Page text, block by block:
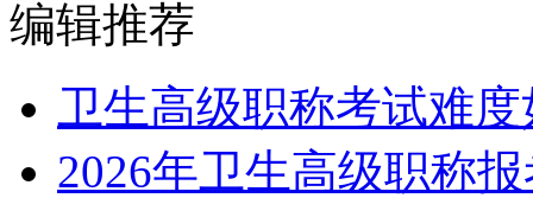
编辑推荐
卫生高级职称考试难
2026年卫生高级职称